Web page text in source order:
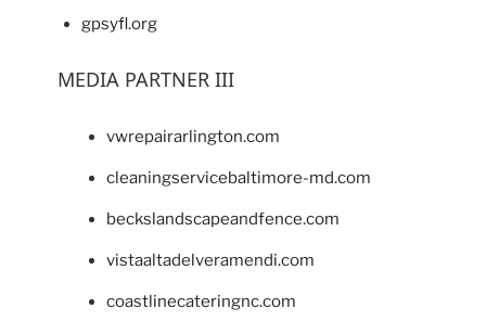
gpsyfl.org
MEDIA PARTNER III
vwrepairarlington.com
cleaningservicebaltimore-md.com
beckslandscapeandfence.com
vistaaltadelveramendi.com
coastlinecateringnc.com